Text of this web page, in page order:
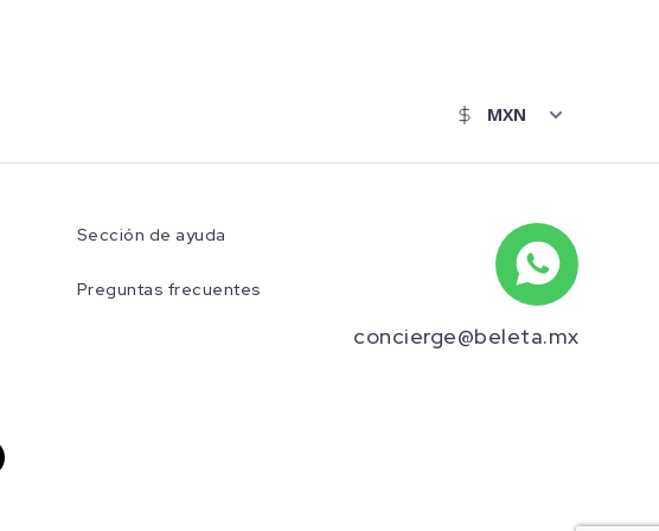
Sección de ayuda
Preguntas frecuentes
concierge@beleta.mx